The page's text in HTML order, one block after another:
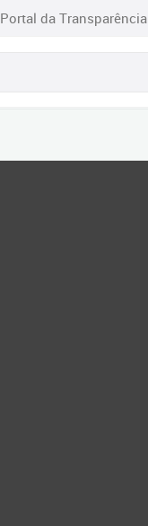
Portal da Transparência